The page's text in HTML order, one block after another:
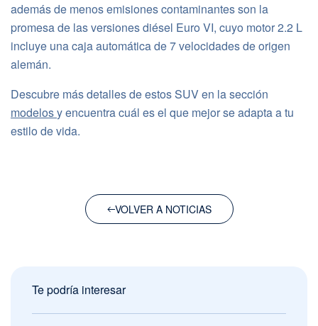
además de menos emisiones contaminantes son la
promesa de las versiones diésel Euro VI, cuyo motor 2.2 L
incluye una caja automática de 7 velocidades de origen
alemán.
Descubre más detalles de estos SUV en la sección
modelosy encuentra cuál es el que mejor se adapta a tu
estilo de vida.
VOLVER A NOTICIAS
Te podría interesar